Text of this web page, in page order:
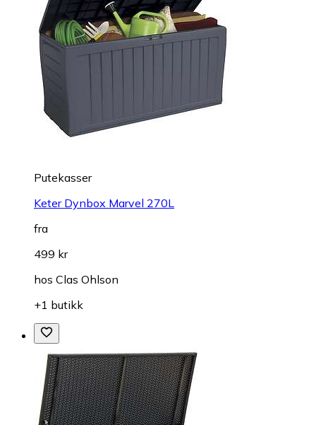
Putekasser
Keter Dynbox Marvel 270L
fra
499 kr
hos Clas Ohlson
+1 butikk